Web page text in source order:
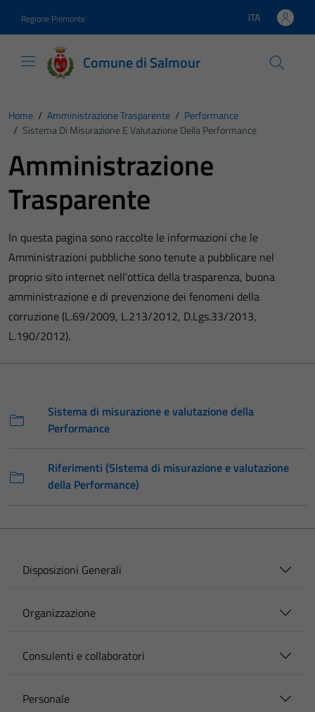
Regione Piemonte Lingua attiva:
ITA
Comune di Salmour
Home / Amministrazione Trasparente / Performance
/ Sistema Di Misurazione E Valutazione Della Performance
Amministrazione
Trasparente
In questa pagina sono raccolte le informazioni che le
Amministrazioni pubbliche sono tenute a pubblicare nel
proprio sito internet nell’ottica della trasparenza, buona
amministrazione e di prevenzione dei fenomeni della
corruzione (L.69/2009, L.213/2012, D.Lgs.33/2013,
L.190/2012).
Sistema di misurazione e valutazione della
Performance
Riferimenti (Sistema di misurazione e valutazione
della Performance)
Disposizioni Generali
Organizzazione
Consulenti e collaboratori
Personale